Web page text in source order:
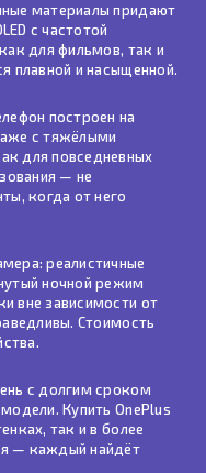
материалы придают
с частотой
для фильмов, так и
плавной и насыщенной.
построен на
с тяжёлыми
для повседневных
— не
когда от него
реалистичные
ночной режим
вне зависимости от
Стоимость
с долгим сроком
Купить OnePlus
так и в более
— каждый найдёт